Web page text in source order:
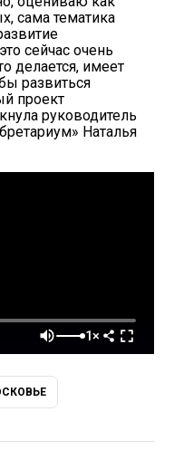
сама тематика
сейчас очень
делается, имеет
развиться
проект
руководитель
Наталья
1×